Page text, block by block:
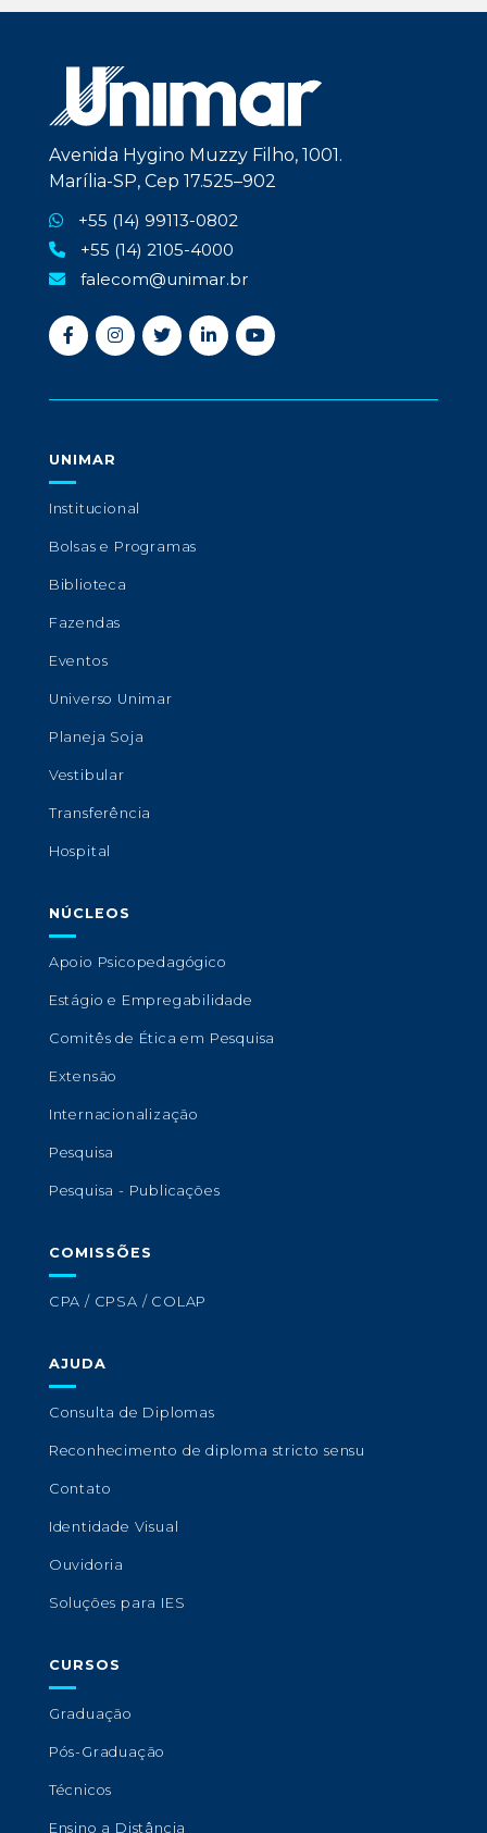
Avenida Hygino Muzzy Filho, 1001.
Marília-SP, Cep 17.525–902
+55 (14) 99113-0802
+55 (14) 2105-4000
falecom@unimar.br
UNIMAR
Institucional
Bolsas e Programas
Biblioteca
Fazendas
Eventos
Universo Unimar
Planeja Soja
Vestibular
Transferência
Hospital
NÚCLEOS
Apoio Psicopedagógico
Estágio e Empregabilidade
Comitês de Ética em Pesquisa
Extensão
Internacionalização
Pesquisa
Pesquisa - Publicações
COMISSÕES
CPA / CPSA / COLAP
AJUDA
Consulta de Diplomas
Reconhecimento de diploma stricto sensu
Contato
Identidade Visual
Ouvidoria
Soluções para IES
CURSOS
Graduação
Pós-Graduação
Técnicos
Ensino a Distância